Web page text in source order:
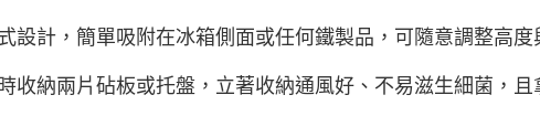
設計，簡單吸附在冰箱側面或任何鐵製品，可隨意調整高度
收納兩片砧板或托盤，立著收納通風好、不易滋生細菌，